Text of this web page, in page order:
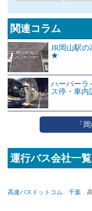
関連コラム
JR岡山駅
★
ハーバーラ
ス停・車内
「
運行バス会社一覧
高速バスドットコム 千葉